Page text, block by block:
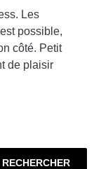
Les
possible,
côté. Petit
de plaisir
RECHERCHER